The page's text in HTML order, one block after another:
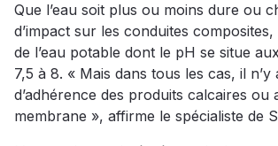
Que l’eau soit plus ou moins dure ou
d’impact sur les conduites
de l’eau potable dont le pH se situe
7,5 à 8. « Mais dans tous les cas, il n’y
d’adhérence des produits calcaires ou
membrane », affirme le spécialiste de